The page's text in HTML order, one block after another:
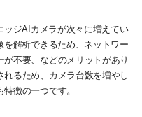
ッジAIカメラが次々に増えてい
を解析できるため、ネットワー
不要、などのメリットがあり
るため、カメラ台数を増やし
徴の一つです。